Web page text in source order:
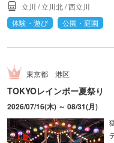
立川 /立川北/西立川
体験・遊び
公園・庭園
東京都 港区
TOKYOレインボー夏祭り
2026/07/16(木) ～ 08/31(月)